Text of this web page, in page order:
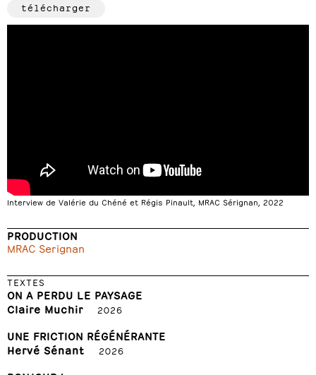
télécharger
Interview de Valérie du Chéné et Régis Pinault, MRAC Sérignan, 2022
PRODUCTION
MRAC Serignan
TEXTES
ON A PERDU LE PAYSAGE
Claire Muchir
2026
UNE FRICTION RÉGÉNÉRANTE
Hervé Sénant
2026